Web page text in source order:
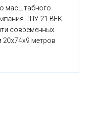
масштабного
ППУ 21 ВЕК
современных
20x74x9 метров